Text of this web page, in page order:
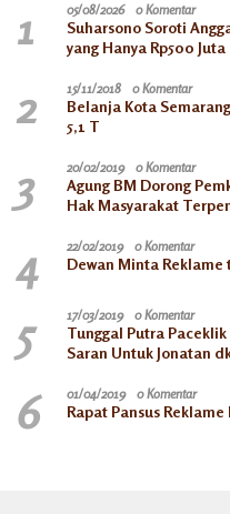
1 05/08/2026 0 Komentar
Suharsono Soroti
yang Hanya Rp500 Juta
2 15/11/2018 0 Komentar
Belanja Kota Semarang
5,1 T
3 20/02/2019 0 Komentar
Agung BM Dorong
Hak Masyarakat
4 22/02/2019 0 Komentar
Dewan Minta
5 17/03/2019 0 Komentar
Tunggal Putra
Saran Untuk Jonatan
6 01/04/2019 0 Komentar
Rapat Pansus